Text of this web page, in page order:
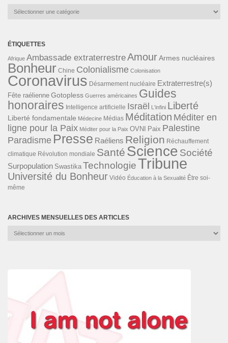
Catégories
ÉTIQUETTES
Afrique Ambassade extraterrestreAmourArmes nucléaires
Bonheur Chine Colonialisme Colonisation
Coronavirus Désarmement nucléaire Extraterrestre(s)
Fête raélienne Gotopless Guerres américaines Guides
honoraires Intelligence artificielle Israël L'infini Liberté
Liberté fondamentale Médecine Médias Méditation Méditer en
ligne pour la Paix Méditer pour la Paix OVNI Paix Palestine
Paradisme Presse Raéliens Religion Réchauffement
climatique Révolution mondiale Santé Science Société
Surpopulation Swastika TechnologieTribune
Université du Bonheur Vidéo Éducation à la Sexualité Être soi-
même
ARCHIVES MENSUELLES DES ARTICLES
Archives